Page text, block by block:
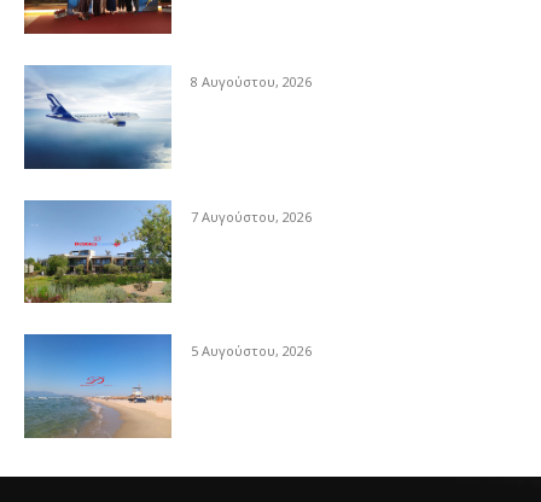
8 Αυγούστου, 2026
7 Αυγούστου, 2026
5 Αυγούστου, 2026